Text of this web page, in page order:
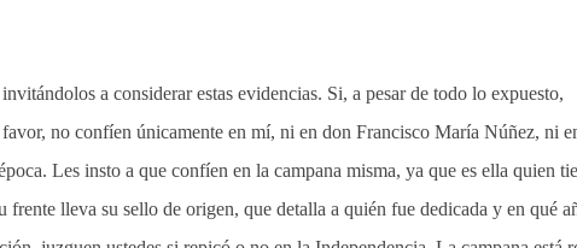
a considerar estas evidencias. Si, a pesar de todo lo expuesto,
no confíen únicamente en mí, ni en don Francisco María Núñez, ni
Les insto a que confíen en la campana misma, ya que es ella quien
frente lleva su sello de origen, que detalla a quién fue dedicada y en qué